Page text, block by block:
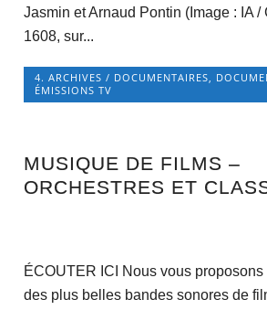
Jasmin et Arnaud Pontin (Image : IA /
1608, sur...
4. ARCHIVES / DOCUMENTAIRES,
ÉMISSIONS TV
MUSIQUE DE FILMS –
ORCHESTRES ET
ÉCOUTER ICI Nous vous
des plus belles bandes sonores de